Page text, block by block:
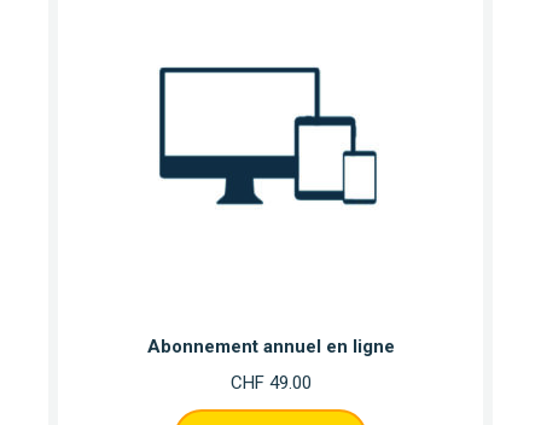
Abonnement annuel en ligne
CHF49.00